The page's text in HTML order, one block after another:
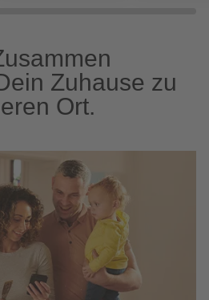
Zuhause zu
Ort.